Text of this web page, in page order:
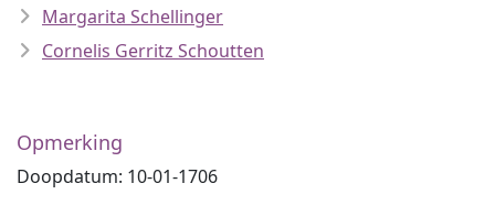
Margarita Schellinger
Cornelis Gerritz Schoutten
Opmerking
Doopdatum: 10-01-1706